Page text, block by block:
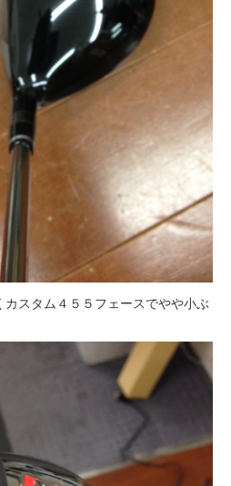
カスタム４５５フェースでやや小ぶ